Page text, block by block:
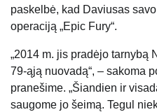
paskelbė, kad Daviusas
operaciją „Epic Fury“.
„2014 m. jis pradėjo tarnybą
79-ąją nuovadą“, – sakoma
pranešime. „Šiandien ir
saugome jo šeimą. Tegul